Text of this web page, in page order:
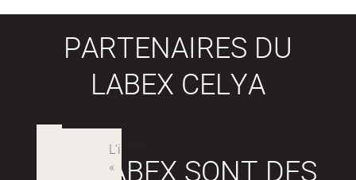
PARTENAIRES DU
LABEX CELYA
LES LABEX SONT DES